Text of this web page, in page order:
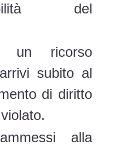
del
un ricorso
subito al
di diritto
alla